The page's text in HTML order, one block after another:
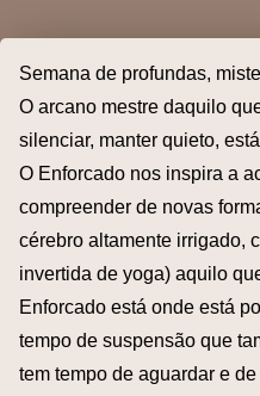
Semana de profundas,
O arcano mestre daquilo
silenciar, manter quieto,
O Enforcado nos inspira a
compreender de novas
cérebro altamente irrigado,
invertida de yoga) aquilo
Enforcado está onde está
tempo de suspensão que
tem tempo de aguardar e